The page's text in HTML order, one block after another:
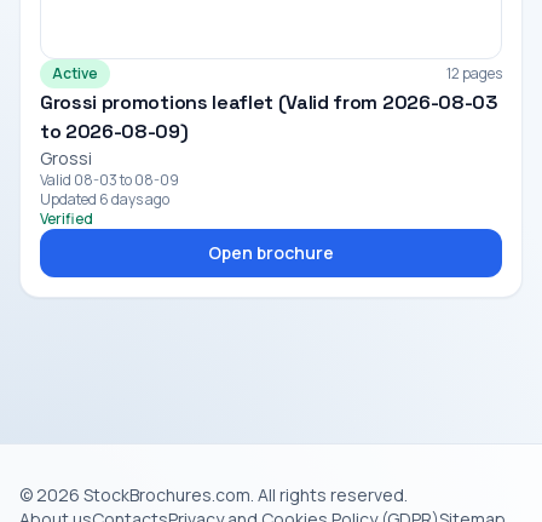
Active 12 pages
Grossi promotions leaflet (Valid from 2026-08-03
to 2026-08-09)
Grossi
Valid 08-03 to 08-09
Updated 6 days ago
Verified
Open brochure
© 2026 StockBrochures.com. All rights reserved.